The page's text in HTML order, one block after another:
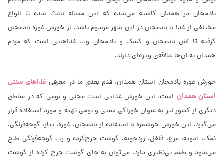
بادمجان در همدان کاشته می‌شده که این مساله باعث شده تا انواع
مختلفی از غذا با بادمجان در این شهر مرسوم باشد. از خورش غوره بادمجان
گرفته تا آش بادمجان و کشک و بادمجان و... غذاهایی است که مردم
همدان به آن‌ها علاقه‌ی ویژه‌ای دارند.
خورش غوره بادمجان استان همدان، قدم بعدی ما در معرفی غذاهای سنتی
استان همدان است. این خورش غذایی است محلی و بومی که در مناطق
دیگری از کشور نیز به عنوان خوراکی سنتی و بومی تهیه و مورد استفاده قرار
می‌گیرد. این خورش خوشمزه با استفاده از بادمجان، غوره، پیاز، گوجه‌فرنگی،
نمک، ادویه، مرغ، فلفل، زردچوبه، گوشت چرخ‌کرده و رب گوجه‌فرنگی طبخ
می‌شود و طعم بی‌نظیری دارد. می‌توان به جای گوشت چرخ کرده از گوشت